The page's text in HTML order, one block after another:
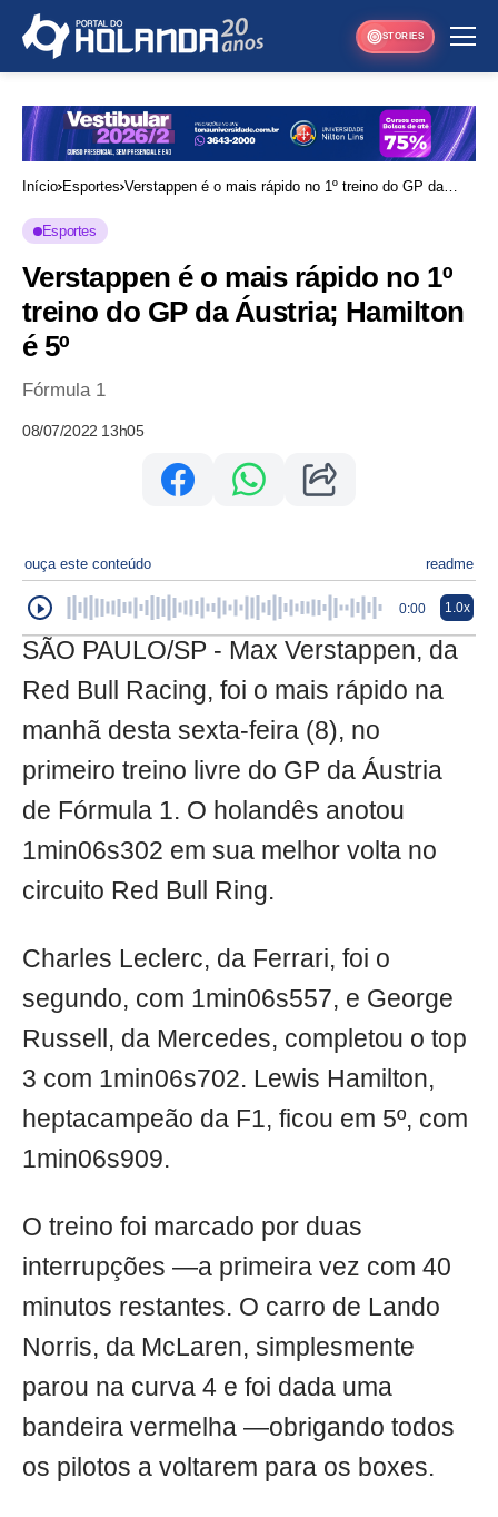
STORIES
Início Esportes Verstappen é o mais rápido no 1º treino do GP da
Esportes
Verstappen é o mais rápido no 1º
treino do GP da Áustria; Hamilton
é 5º
Fórmula 1
08/07/2022 13h05
ouça este conteúdo readme
0:00 1.0x
SÃO PAULO/SP - Max Verstappen, da
Red Bull Racing, foi o mais rápido na
manhã desta sexta-feira (8), no
primeiro treino livre do GP da Áustria
de Fórmula 1. O holandês anotou
1min06s302 em sua melhor volta no
circuito Red Bull Ring.
Charles Leclerc, da Ferrari, foi o
segundo, com 1min06s557, e George
Russell, da Mercedes, completou o top
3 com 1min06s702. Lewis Hamilton,
heptacampeão da F1, ficou em 5º, com
1min06s909.
O treino foi marcado por duas
interrupções —a primeira vez com 40
minutos restantes. O carro de Lando
Norris, da McLaren, simplesmente
parou na curva 4 e foi dada uma
bandeira vermelha —obrigando todos
os pilotos a voltarem para os boxes.